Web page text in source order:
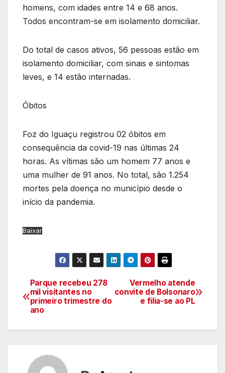
homens, com idades entre 14 e 68 anos.
Todos encontram-se em isolamento domiciliar.
Do total de casos ativos, 56 pessoas estão em
isolamento domiciliar, com sinais e sintomas
leves, e 14 estão internadas.
Óbitos
Foz do Iguaçu registrou 02 óbitos em
consequência da covid-19 nas últimas 24
horas. As vítimas são um homem 77 anos e
uma mulher de 91 anos. No total, são 1.254
mortes pela doença no município desde o
início da pandemia.
Baixar
Navegação
de
artigos
Vermelho atende
convite de Bolsonaro
e filia-se ao PL
Parque recebeu 278
mil visitantes no
primeiro trimestre do
ano